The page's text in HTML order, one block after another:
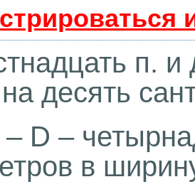
п. и
десять
D –
в